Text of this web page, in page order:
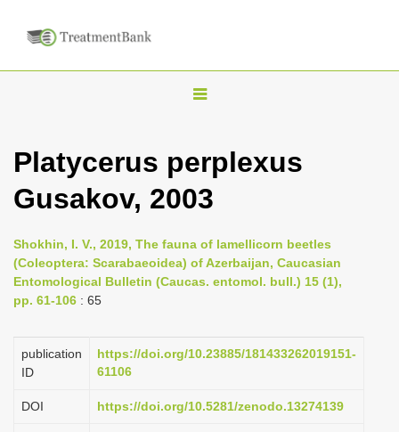
T
g
l
n
a
g
Platycerus perplexus
Gusakov, 2003
Shokhin, I. V., 2019, The fauna of lamellicorn beetles
(Coleoptera: Scarabaeoidea) of Azerbaijan, Caucasian
Entomological Bulletin (Caucas. entomol. bull.) 15 (1),
pp. 61-106 : 65
publication
ID
https://doi.org/10.23885/181433262019151-
61106
DOI https://doi.org/10.5281/zenodo.13274139